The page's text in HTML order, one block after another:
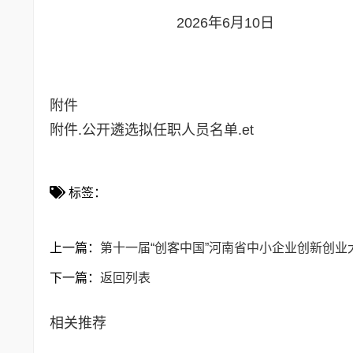
2026
附件
附件.公开遴选拟任职人员名单.et
标签：
上一篇： 第十一届“创客中国”河南省中小企业创新创业
下一篇： 返回列表
相关推荐